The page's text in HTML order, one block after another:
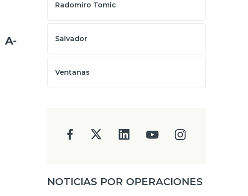
A-
Radomiro Tomic
Salvador
Ventanas
NOTICIAS POR OPERACIONES